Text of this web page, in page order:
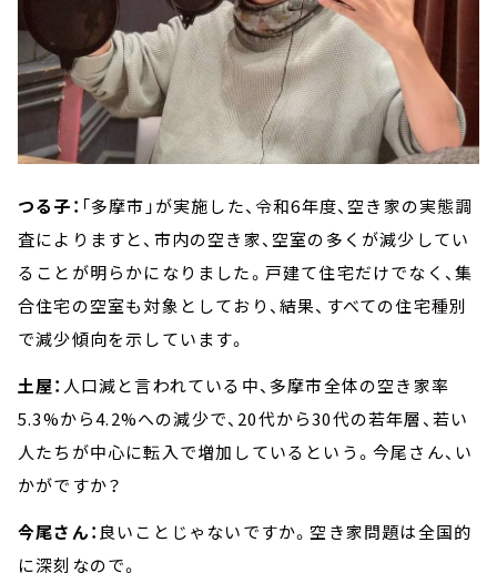
つる子： 「多摩市」が実施した、令和6年度、空き家の実態調
査によりますと、市内の空き家、空室の多くが減少してい
ることが明らかになりました。戸建て住宅だけでなく、集
合住宅の空室も対象としており、結果、すべての住宅種別
で減少傾向を示しています。
土屋： 人口減と言われている中、多摩市全体の空き家率
5.3%から4.2%への減少で、20代から30代の若年層、若い
人たちが中心に転入で増加しているという。今尾さん、い
かがですか？
今尾さん： 良いことじゃないですか。空き家問題は全国的
に深刻なので。